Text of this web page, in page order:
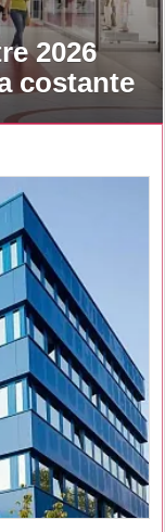
2026
costante